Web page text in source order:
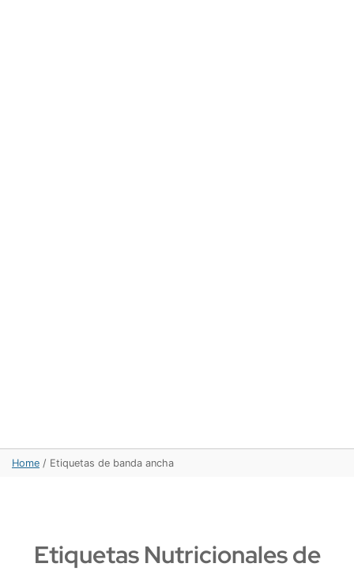
Home / Etiquetas de banda ancha
Etiquetas Nutricionales de